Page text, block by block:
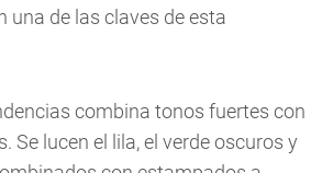
una de las claves de esta
combina tonos fuertes con
Se lucen el lila, el verde oscuros y